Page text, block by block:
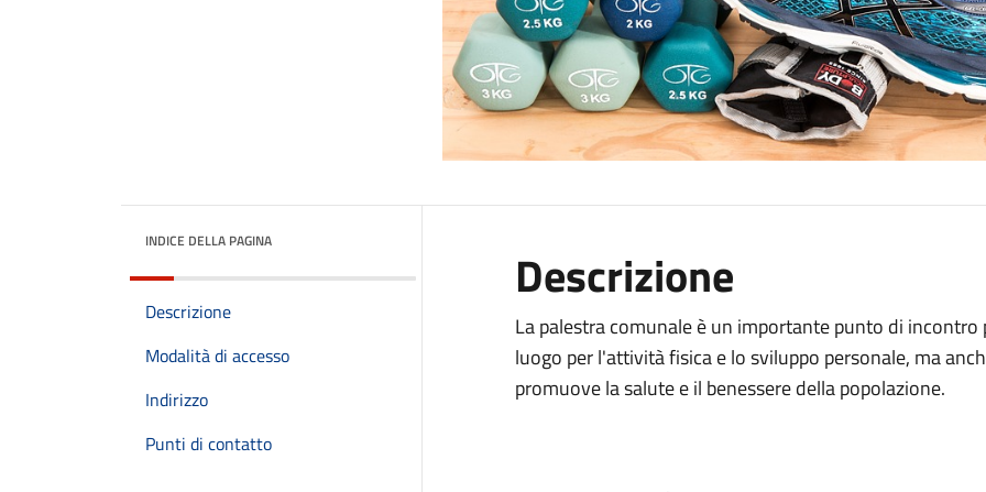
INDICE DELLA PAGINA
Descrizione
Modalità di accesso
Indirizzo
Punti di contatto
Descrizione
La palestra comunale è un importante punto di
luogo per l'attività fisica e lo sviluppo personale, ma
promuove la salute e il benessere della popolazione.